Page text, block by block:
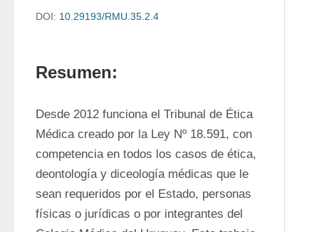
DOI: 10.29193/RMU.35.2.4
Resumen:
Desde 2012 funciona el Tribunal de Ética
Médica creado por la Ley Nº 18.591, con
competencia en todos los casos de ética,
deontología y diceología médicas que le
sean requeridos por el Estado, personas
físicas o jurídicas o por integrantes del